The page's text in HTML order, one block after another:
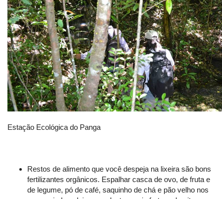
Estação Ecológica do Panga
Restos de alimento que você despeja na lixeira são bons
fertilizantes orgânicos. Espalhar casca de ovo, de fruta e
de legume, pó de café, saquinho de chá e pão velho nos